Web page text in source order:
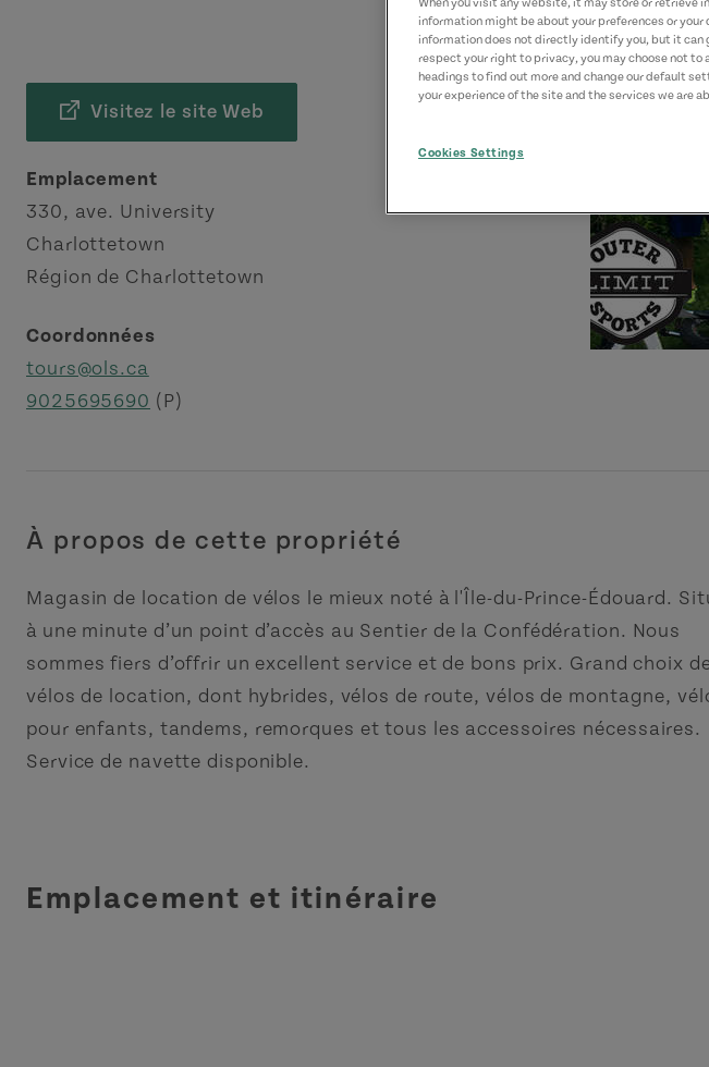
Visitez le site Web
Emplacement
330, ave. University
Charlottetown
Région de Charlottetown
Coordonnées
tours@ols.ca
9025695690 (P)
À propos de cette propriété
Magasin de location de vélos le mieux noté à l'Île-du-Prince-Édouard.
à une minute d’un point d’accès au Sentier de la Confédération. Nous
sommes fiers d’offrir un excellent service et de bons prix. Grand choix
vélos de location, dont hybrides, vélos de route, vélos de montagne,
pour enfants, tandems, remorques et tous les accessoires nécessaires.
Service de navette disponible.
Emplacement et itinéraire
information might be about your preferences or
information does not directly identify you, but it can
respect your right to privacy, you may choose not
headings to find out more and change our default
your experience of the site and the services we are
Cookies Settings